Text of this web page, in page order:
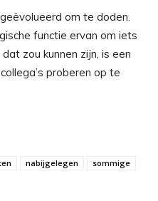
om te doden.
functie ervan om iets
zou kunnen zijn, is een
proberen op te
nabijgelegen
sommige